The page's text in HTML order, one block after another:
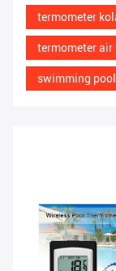
termometer
termometer air
swimming